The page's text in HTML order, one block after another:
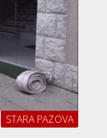
STARA PAZOVA